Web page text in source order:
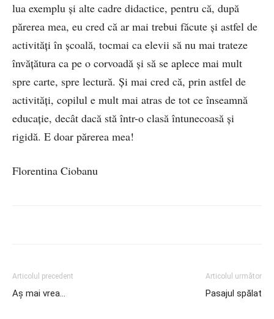
lua exemplu și alte cadre didactice, pentru că, după
părerea mea, eu cred că ar mai trebui făcute și astfel de
activități în școală, tocmai ca elevii să nu mai trateze
învățătura ca pe o corvoadă și să se aplece mai mult
spre carte, spre lectură. Și mai cred că, prin astfel de
activități, copilul e mult mai atras de tot ce înseamnă
educație, decât dacă stă într-o clasă întunecoasă și
rigidă. E doar părerea mea!
Florentina Ciobanu
Articolul precedent
Aș mai vrea…
Articolul următor
Pasajul spălat